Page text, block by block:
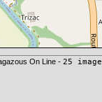
On Line - 25